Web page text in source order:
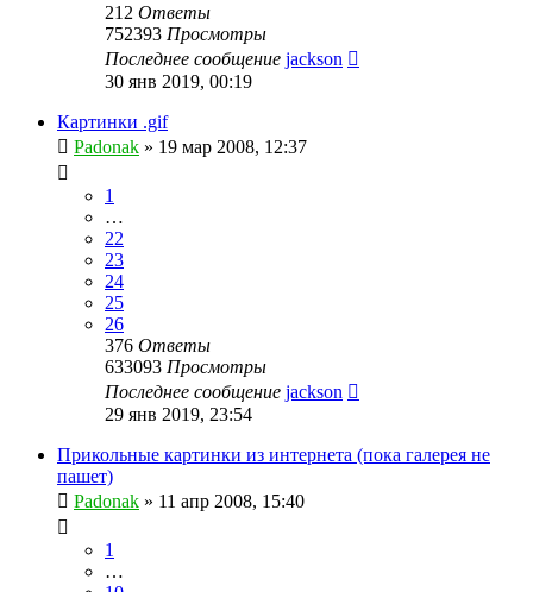
212 Ответы
752393 Просмотры
Последнее сообщение jackson
30 янв 2019, 00:19
Картинки .gif
Padonak » 19 мар 2008, 12:37
1
…
22
23
24
25
26
376 Ответы
633093 Просмотры
Последнее сообщение jackson
29 янв 2019, 23:54
Прикольные картинки из интернета (пока галерея не
пашет)
Padonak » 11 апр 2008, 15:40
1
…